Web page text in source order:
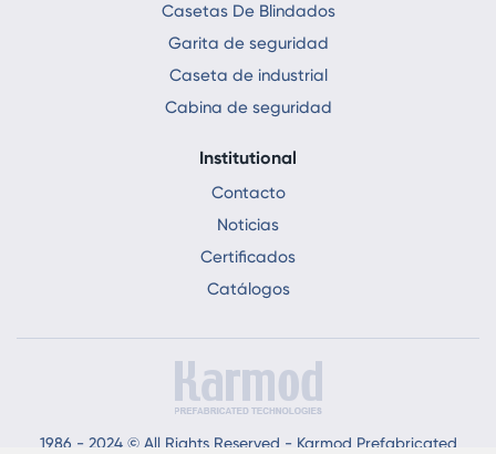
Casetas De Blindados
Garita de seguridad
Caseta de industrial
Cabina de seguridad
Institutional
Contacto
Noticias
Certificados
Catálogos
1986 - 2024 © All Rights Reserved - Karmod Prefabricated